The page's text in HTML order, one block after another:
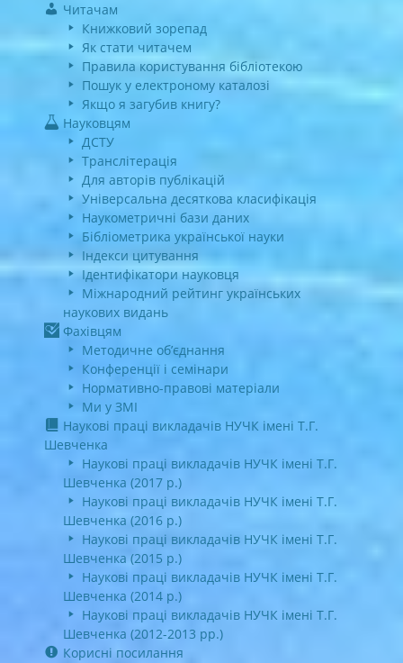
Читачам
Книжковий зорепад
Як стати читачем
Правила користування бібліотекою
Пошук у електроному каталозі
Якщо я загубив книгу?
Науковцям
ДСТУ
Транслітерація
Для авторів публікацій
Універсальна десяткова класифікація
Наукометричні бази даних
Бібліометрика української науки
Індекси цитування
Ідентифікатори науковця
Міжнародний рейтинг українських
наукових видань
Фахівцям
Методичне об’єднання
Конференції і семінари
Нормативно-правові матеріали
Ми у ЗМІ
Наукові праці викладачів НУЧК імені Т.Г.
Шевченка
Наукові праці викладачів НУЧК імені Т.Г.
Шевченка (2017 р.)
Наукові праці викладачів НУЧК імені Т.Г.
Шевченка (2016 р.)
Наукові праці викладачів НУЧК імені Т.Г.
Шевченка (2015 р.)
Наукові праці викладачів НУЧК імені Т.Г.
Шевченка (2014 р.)
Наукові праці викладачів НУЧК імені Т.Г.
Шевченка (2012-2013 рр.)
Корисні посилання